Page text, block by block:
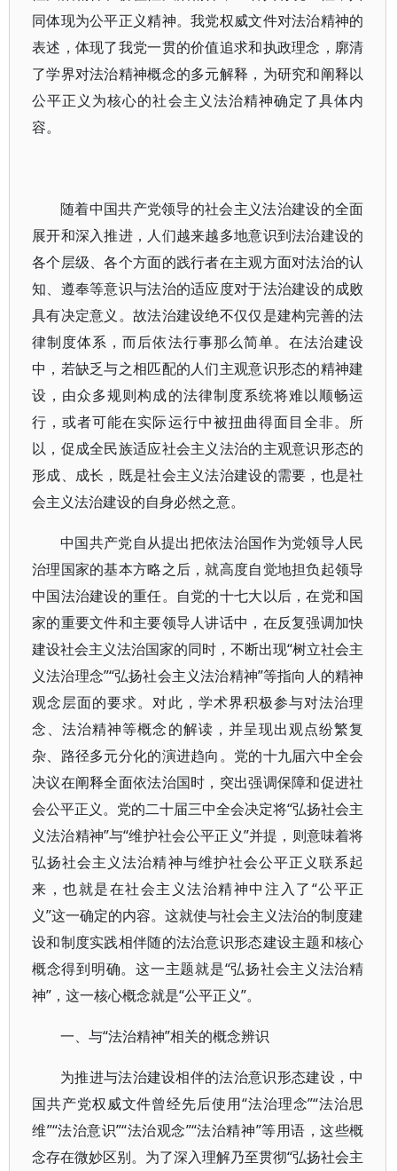
同体现为公平正义精神。我党权威文件对法治精神的
表述，体现了我党一贯的价值追求和执政理念，廓清
了学界对法治精神概念的多元解释，为研究和阐释以
公平正义为核心的社会主义法治精神确定了具体内
容。
随着中国共产党领导的社会主义法治建设的全面
展开和深入推进，人们越来越多地意识到法治建设的
各个层级、各个方面的践行者在主观方面对法治的认
知、遵奉等意识与法治的适应度对于法治建设的成败
具有决定意义。故法治建设绝不仅仅是建构完善的法
律制度体系，而后依法行事那么简单。在法治建设
中，若缺乏与之相匹配的人们主观意识形态的精神建
设，由众多规则构成的法律制度系统将难以顺畅运
行，或者可能在实际运行中被扭曲得面目全非。所
以，促成全民族适应社会主义法治的主观意识形态的
形成、成长，既是社会主义法治建设的需要，也是社
会主义法治建设的自身必然之意。
中国共产党自从提出把依法治国作为党领导人民
治理国家的基本方略之后，就高度自觉地担负起领导
中国法治建设的重任。自党的十七大以后，在党和国
家的重要文件和主要领导人讲话中，在反复强调加快
建设社会主义法治国家的同时，不断出现“树立社会主
义法治理念”“弘扬社会主义法治精神”等指向人的精神
观念层面的要求。对此，学术界积极参与对法治理
念、法治精神等概念的解读，并呈现出观点纷繁复
杂、路径多元分化的演进趋向。党的十九届六中全会
决议在阐释全面依法治国时，突出强调保障和促进社
会公平正义。党的二十届三中全会决定将“弘扬社会主
义法治精神”与“维护社会公平正义”并提，则意味着将
弘扬社会主义法治精神与维护社会公平正义联系起
来，也就是在社会主义法治精神中注入了“公平正
义”这一确定的内容。这就使与社会主义法治的制度建
设和制度实践相伴随的法治意识形态建设主题和核心
概念得到明确。这一主题就是“弘扬社会主义法治精
神”，这一核心概念就是“公平正义”。
一、与“法治精神”相关的概念辨识
为推进与法治建设相伴的法治意识形态建设，中
国共产党权威文件曾经先后使用“法治理念”“法治思
维”“法治意识”“法治观念”“法治精神”等用语，这些概
念存在微妙区别。为了深入理解乃至贯彻“弘扬社会主